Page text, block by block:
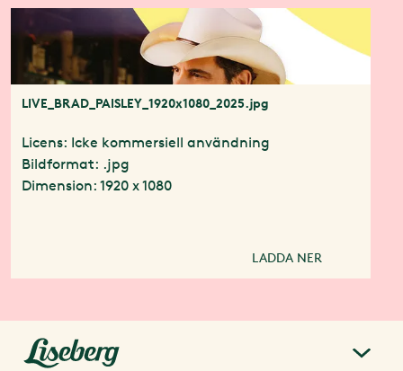
LIVE_BRAD_PAISLEY_1920x1080_2025.jpg
Licens: Icke kommersiell användning
Bildformat: .jpg
Dimension: 1920 x 1080
LADDA NER